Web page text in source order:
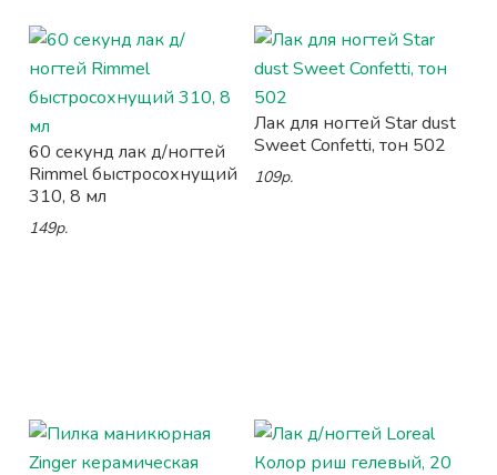
60 секунд лак д/ногтей
Rimmel быстросохнущий
310, 8 мл
149р.
Лак для ногтей Star dust
Sweet Confetti, тон 502
109р.